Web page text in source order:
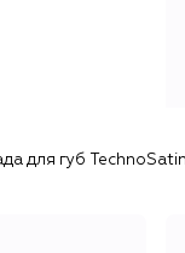
лаборатории,
для губ